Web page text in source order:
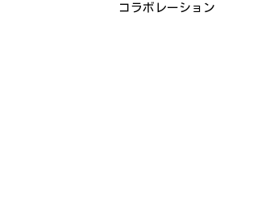
コラボレーション